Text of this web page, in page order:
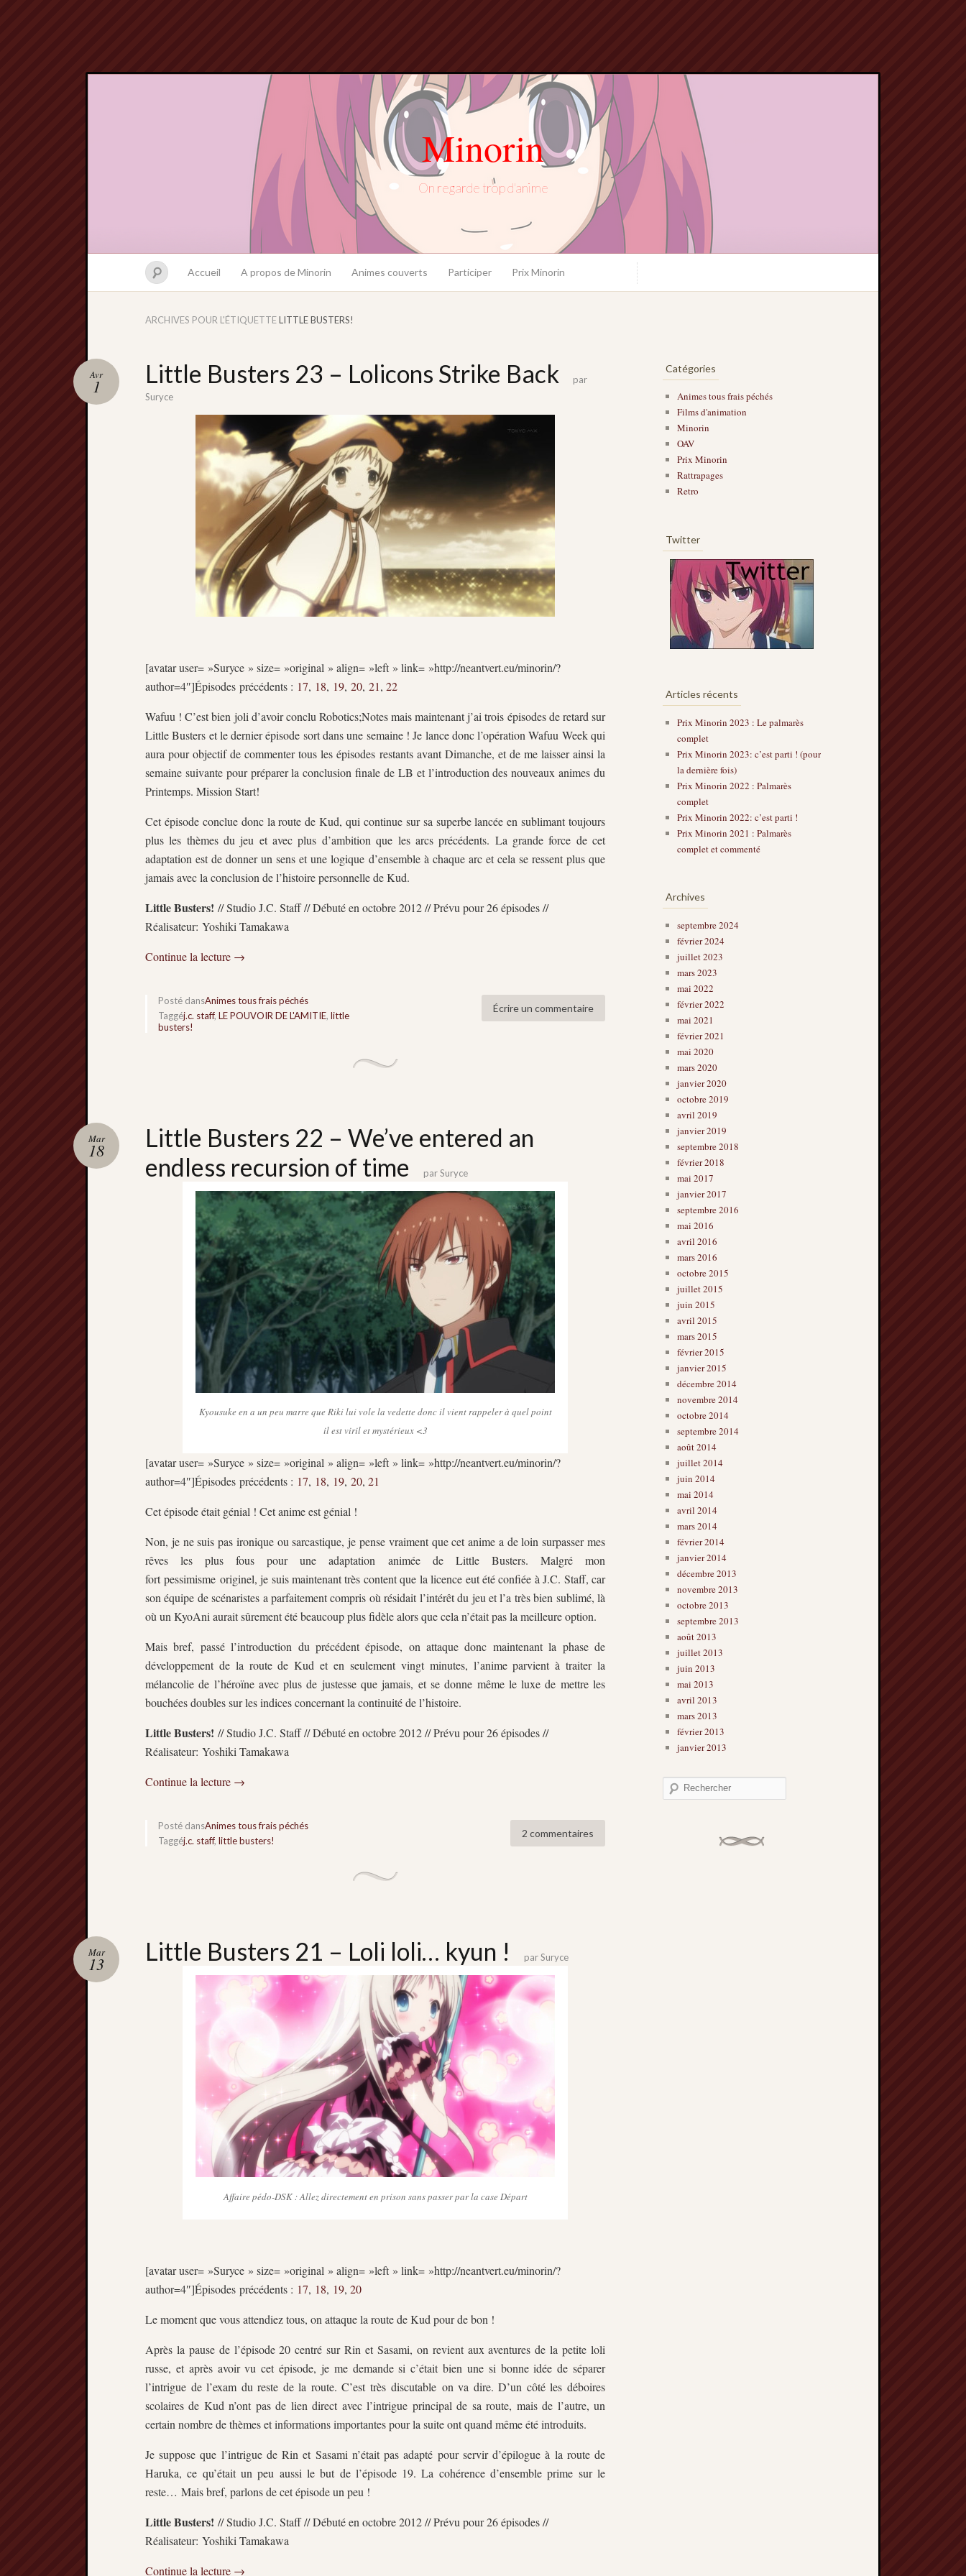
Minorin
On regarde trop d'anime
Accueil A propos de Minorin Animes couverts Participer Prix Minorin
ARCHIVES POUR L'ÉTIQUETTELITTLE BUSTERS!
Little Busters 23 – Lolicons Strike Back
Avr
1
par
Suryce
[avatar user= »Suryce » size= »original » align= »left » link= »http://neantvert.eu/minorin/?
author=4″]Épisodes précédents : 17, 18, 19, 20, 21, 22
Wafuu ! C’est bien joli d’avoir conclu Robotics;Notes mais maintenant j’ai trois épisodes de retard sur
Little Busters et le dernier épisode sort dans une semaine ! Je lance donc l’opération Wafuu Week qui
aura pour objectif de commenter tous les épisodes restants avant Dimanche, et de me laisser ainsi la
semaine suivante pour préparer la conclusion finale de LB et l’introduction des nouveaux animes du
Printemps. Mission Start!
Cet épisode conclue donc la route de Kud, qui continue sur sa superbe lancée en sublimant toujours
plus les thèmes du jeu et avec plus d’ambition que les arcs précédents. La grande force de cet
adaptation est de donner un sens et une logique d’ensemble à chaque arc et cela se ressent plus que
jamais avec la conclusion de l’histoire personnelle de Kud.
Little Busters! // Studio J.C. Staff // Débuté en octobre 2012 // Prévu pour 26 épisodes //
Réalisateur: Yoshiki Tamakawa
Continue la lecture →
Écrire un commentaire
Posté dansAnimes tous frais péchés
Taggéj.c. staff, LE POUVOIR DE L'AMITIE, little
busters!
Little Busters 22 – We’ve entered an
endless recursion of time
Mar
18
parSuryce
Kyousuke en a un peu marre que Riki lui vole la vedette donc il vient rappeler à quel point
il est viril et mystérieux <3
[avatar user= »Suryce » size= »original » align= »left » link= »http://neantvert.eu/minorin/?
author=4″]Épisodes précédents : 17, 18, 19, 20, 21
Cet épisode était génial ! Cet anime est génial !
Non, je ne suis pas ironique ou sarcastique, je pense vraiment que cet anime a de loin surpasser mes
rêves les plus fous pour une adaptation animée de Little Busters. Malgré mon
fort pessimisme originel, je suis maintenant très content que la licence eut été confiée à J.C. Staff, car
son équipe de scénaristes a parfaitement compris où résidait l’intérêt du jeu et l’a très bien sublimé, là
où un KyoAni aurait sûrement été beaucoup plus fidèle alors que cela n’était pas la meilleure option.
Mais bref, passé l’introduction du précédent épisode, on attaque donc maintenant la phase de
développement de la route de Kud et en seulement vingt minutes, l’anime parvient à traiter la
mélancolie de l’héroïne avec plus de justesse que jamais, et se donne même le luxe de mettre les
bouchées doubles sur les indices concernant la continuité de l’histoire.
Little Busters! // Studio J.C. Staff // Débuté en octobre 2012 // Prévu pour 26 épisodes //
Réalisateur: Yoshiki Tamakawa
Continue la lecture →
2 commentaires
Posté dansAnimes tous frais péchés
Taggéj.c. staff, little busters!
Little Busters 21 – Loli loli… kyun !
Mar
13 parSuryce
Affaire pédo-DSK : Allez directement en prison sans passer par la case Départ
[avatar user= »Suryce » size= »original » align= »left » link= »http://neantvert.eu/minorin/?
author=4″]Épisodes précédents : 17, 18, 19, 20
Le moment que vous attendiez tous, on attaque la route de Kud pour de bon !
Après la pause de l’épisode 20 centré sur Rin et Sasami, on revient aux aventures de la petite loli
russe, et après avoir vu cet épisode, je me demande si c’était bien une si bonne idée de séparer
l’intrigue de l’exam du reste de la route. C’est très discutable on va dire. D’un côté les déboires
scolaires de Kud n’ont pas de lien direct avec l’intrigue principal de sa route, mais de l’autre, un
certain nombre de thèmes et informations importantes pour la suite ont quand même été introduits.
Je suppose que l’intrigue de Rin et Sasami n’était pas adapté pour servir d’épilogue à la route de
Haruka, ce qu’était un peu aussi le but de l’épisode 19. La cohérence d’ensemble prime sur le
reste… Mais bref, parlons de cet épisode un peu !
Little Busters! // Studio J.C. Staff // Débuté en octobre 2012 // Prévu pour 26 épisodes //
Réalisateur: Yoshiki Tamakawa
Continue la lecture →
Catégories
Animes tous frais péchés
Films d'animation
Minorin
OAV
Prix Minorin
Rattrapages
Retro
Twitter
Articles récents
Prix Minorin 2023 : Le palmarès
complet
Prix Minorin 2023: c’est parti ! (pour
la dernière fois)
Prix Minorin 2022 : Palmarès
complet
Prix Minorin 2022: c’est parti !
Prix Minorin 2021 : Palmarès
complet et commenté
Archives
septembre 2024
février 2024
juillet 2023
mars 2023
mai 2022
février 2022
mai 2021
février 2021
mai 2020
mars 2020
janvier 2020
octobre 2019
avril 2019
janvier 2019
septembre 2018
février 2018
mai 2017
janvier 2017
septembre 2016
mai 2016
avril 2016
mars 2016
octobre 2015
juillet 2015
juin 2015
avril 2015
mars 2015
février 2015
janvier 2015
décembre 2014
novembre 2014
octobre 2014
septembre 2014
août 2014
juillet 2014
juin 2014
mai 2014
avril 2014
mars 2014
février 2014
janvier 2014
décembre 2013
novembre 2013
octobre 2013
septembre 2013
août 2013
juillet 2013
juin 2013
mai 2013
avril 2013
mars 2013
février 2013
janvier 2013